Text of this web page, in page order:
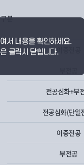
구분
이중전공
전공심화+부
전공심화(단일
이중전공
부전공